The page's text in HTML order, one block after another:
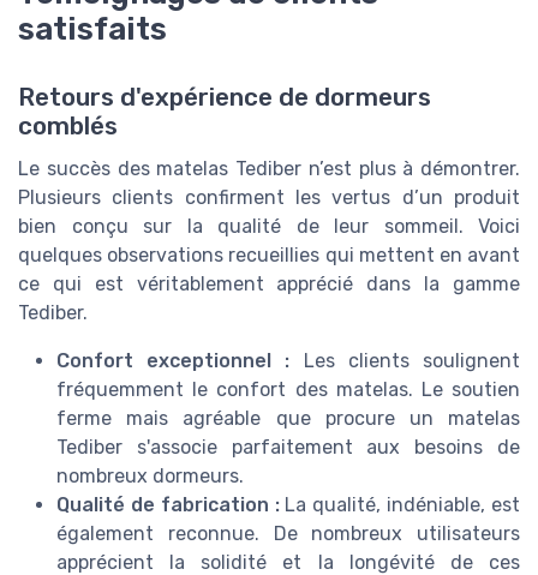
satisfaits
Retours d'expérience de dormeurs
comblés
Le succès des matelas Tediber n’est plus à démontrer.
Plusieurs clients confirment les vertus d’un produit
bien conçu sur la qualité de leur sommeil. Voici
quelques observations recueillies qui mettent en avant
ce qui est véritablement apprécié dans la gamme
Tediber.
Confort exceptionnel : Les clients soulignent
fréquemment le confort des matelas. Le soutien
ferme mais agréable que procure un matelas
Tediber s'associe parfaitement aux besoins de
nombreux dormeurs.
Qualité de fabrication :La qualité, indéniable, est
également reconnue. De nombreux utilisateurs
apprécient la solidité et la longévité de ces